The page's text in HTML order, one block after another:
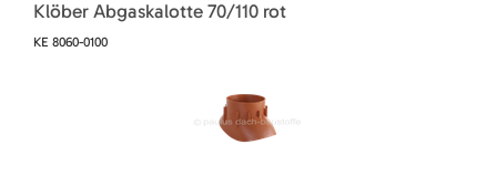
Klöber Abgaskalotte 70/110 rot
KE 8060-0100